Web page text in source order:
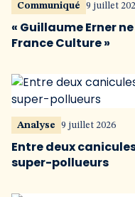
Communiqué 9 juillet
« Guillaume Erner
France Culture »
Analyse 9 juillet 2026
Entre deux
super-pollueurs